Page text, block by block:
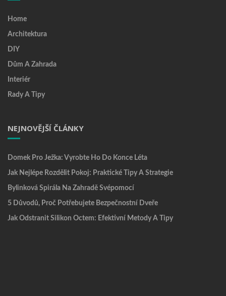
Home
Architektura
DIY
Dům A Zahrada
Interiér
Rady A Tipy
NEJNOVĚJŠÍ ČLÁNKY
Domek Pro Ježka: Vyrobte Ho Do Konce Léta
Jak Nejlépe Rozdělit Pokoj: Praktické Tipy A Strategie
Bylinková Spirála Na Zahradě Svépomocí
5 Důvodů, Proč Potřebujete Bezpečnostní Dveře
Jak Odstranit Silikon Octem: Efektivní Metody A Tipy